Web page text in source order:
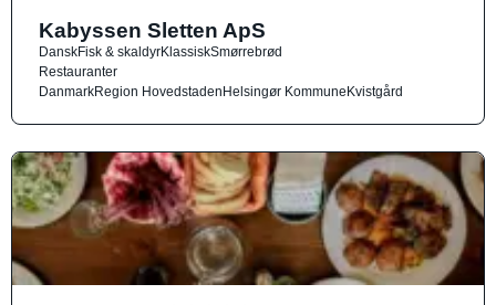
Kabyssen Sletten ApS
DanskFisk & skaldyrKlassiskSmørrebrød
Restauranter
DanmarkRegion HovedstadenHelsingør KommuneKvistgård